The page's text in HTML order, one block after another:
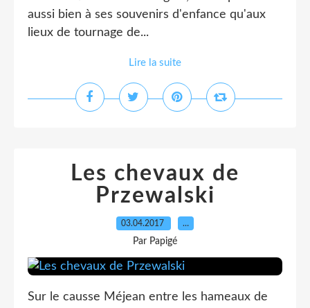
aussi bien à ses souvenirs d'enfance qu'aux
lieux de tournage de...
Lire la suite
Les chevaux de
Przewalski
03.04.2017 …
Par Papigé
Sur le causse Méjean entre les hameaux de